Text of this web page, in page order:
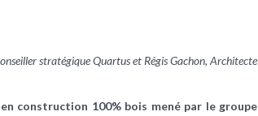
stratégique Quartus et Régis Gachon, Architecte
construction 100% bois mené par le groupe